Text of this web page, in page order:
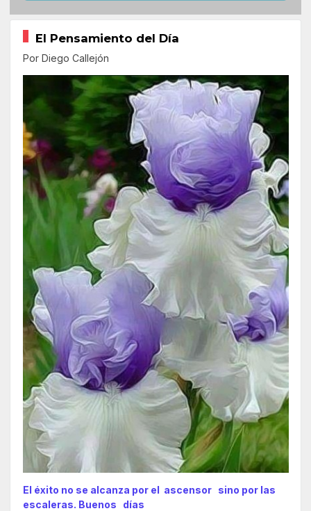
El Pensamiento del Día
Por Diego Callejón
El éxito no se alcanza por el ascensor sino por las
escaleras. Buenos días